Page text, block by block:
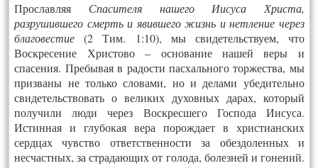
Прославляя Спасителя нашего Иисуса Христа,
разрушившего смерть и явившего жизнь и нетление через
благовестие (2 Тим. 1:10), мы свидетельствуем, что
Воскресение Христово – основание нашей веры и
спасения. Пребывая в радости пасхального торжества, мы
призваны не только словами, но и делами убедительно
свидетельствовать о великих духовных дарах, который
получили люди через Воскресшего Господа Иисуса.
Истинная и глубокая вера порождает в христианских
сердцах чувство ответственности за обездоленных и
несчастных, за страдающих от голода, болезней и гонений.